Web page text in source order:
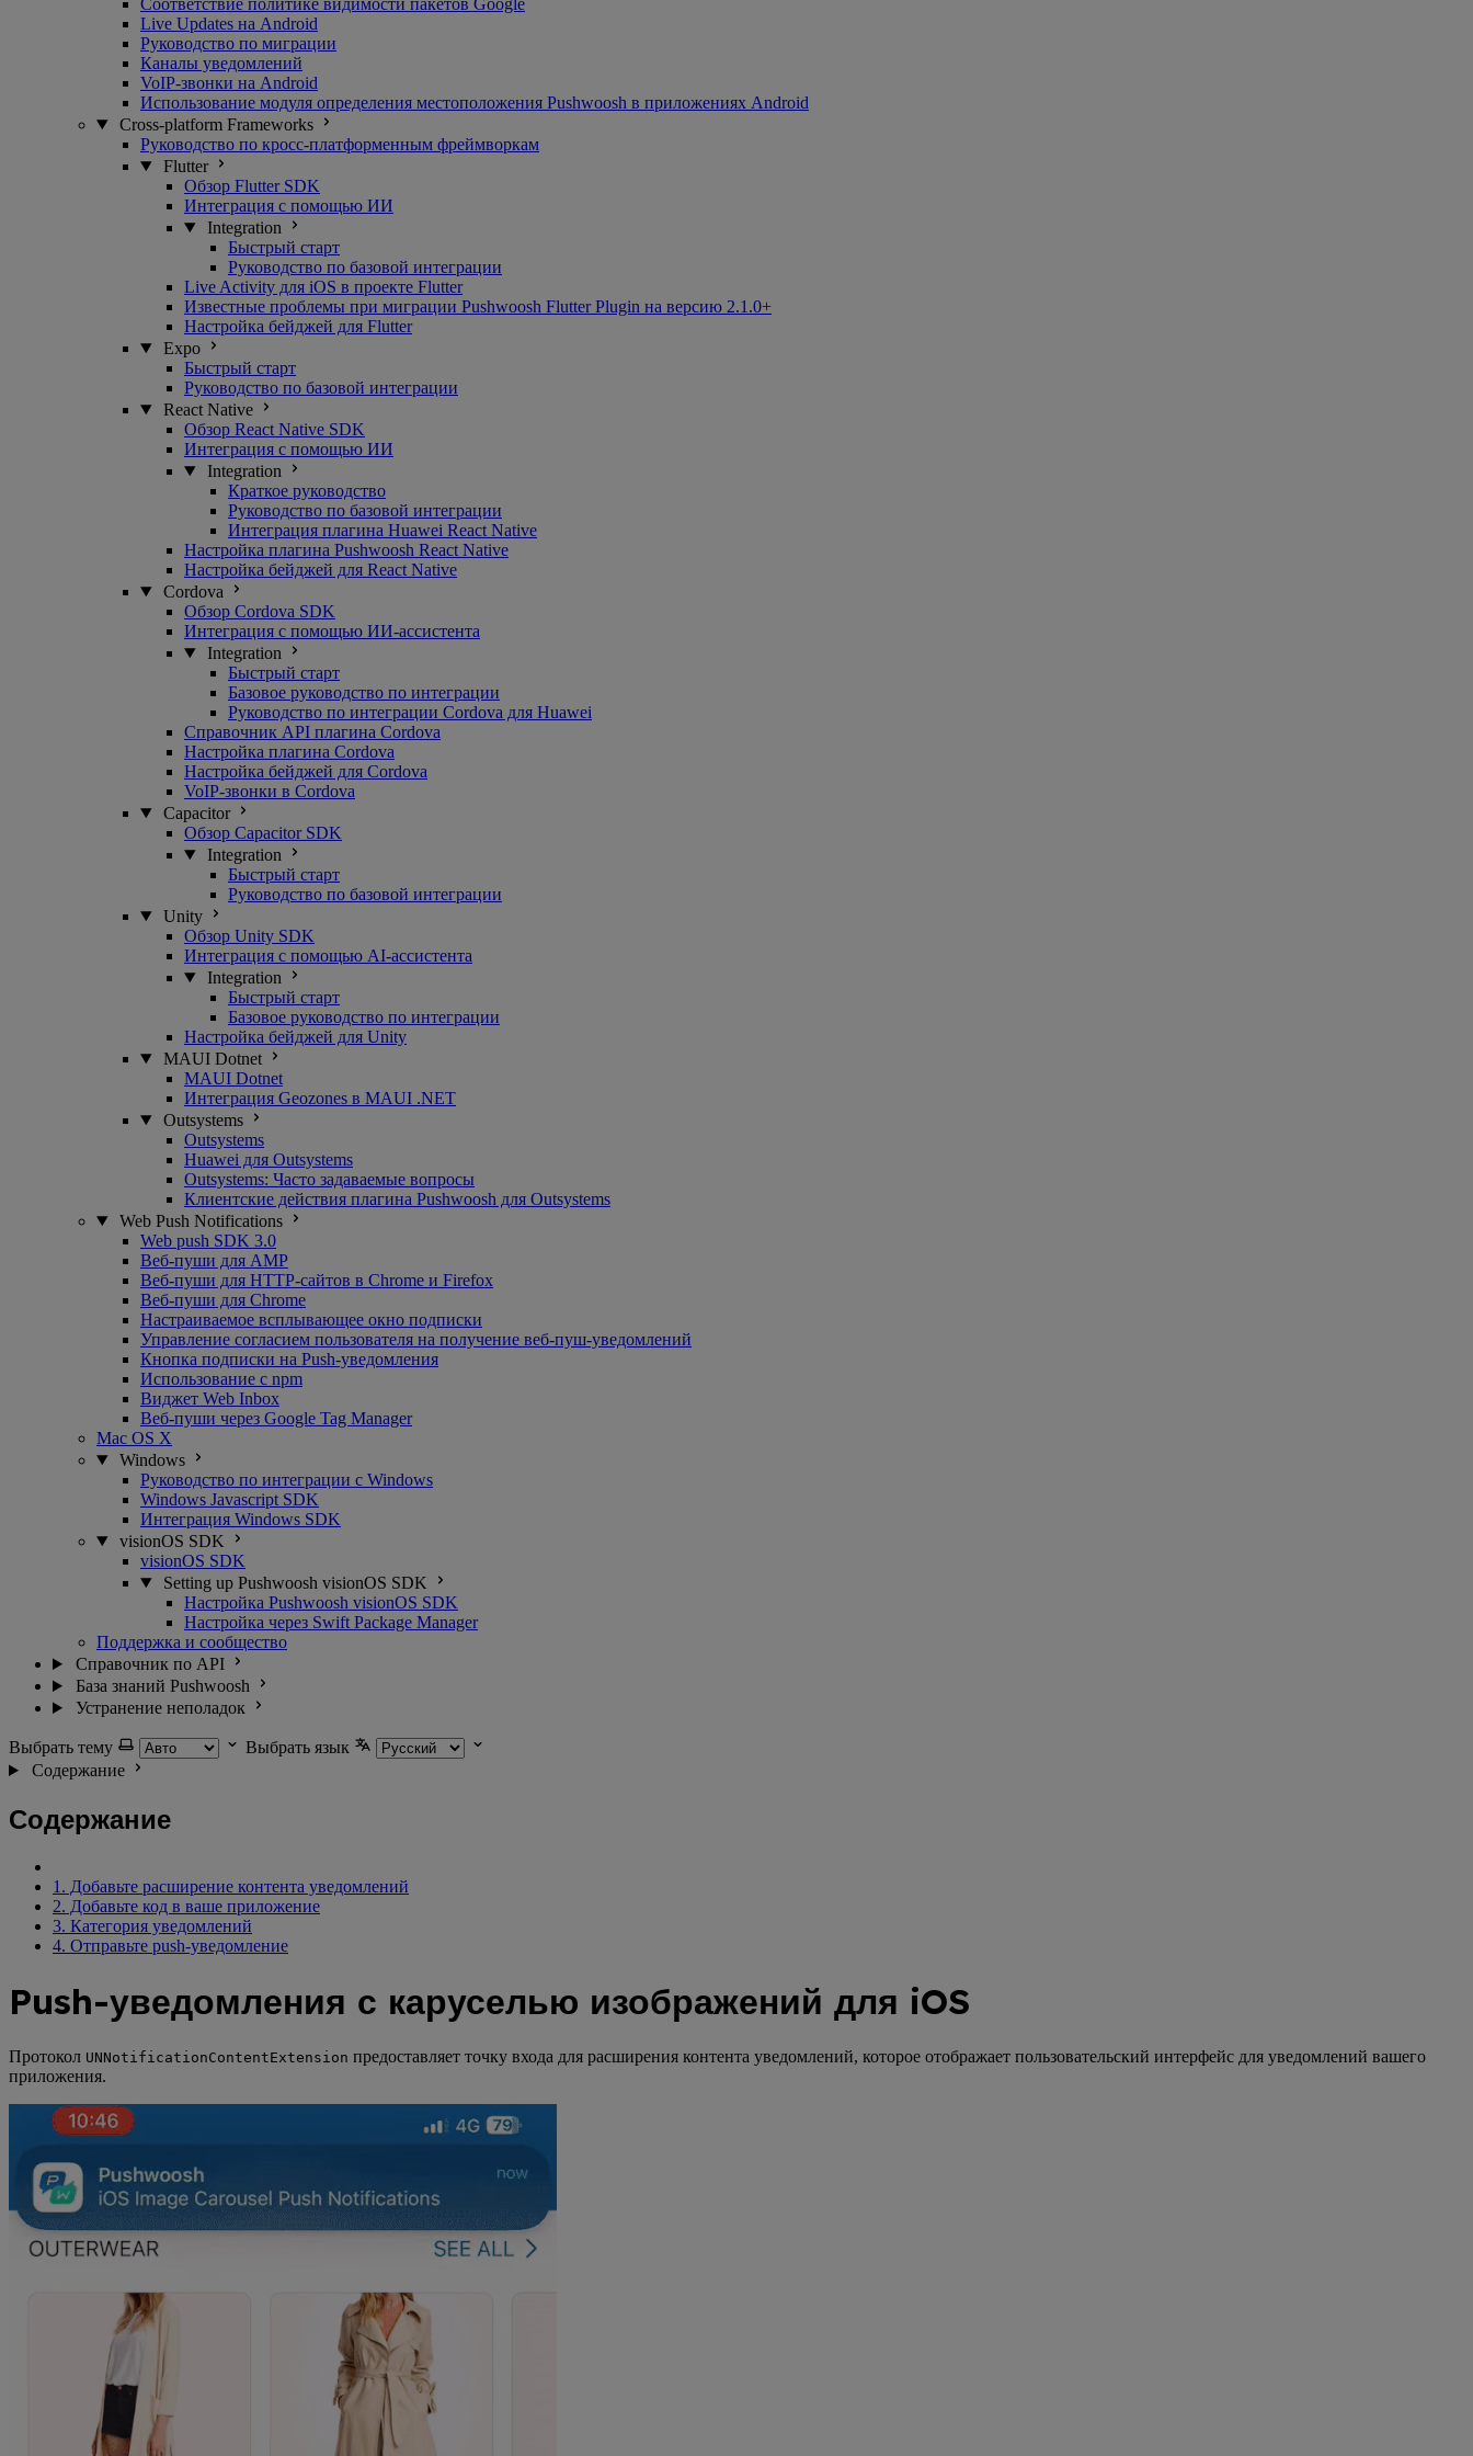
Соответствие политике видимости пакетов Google
Live Updates на Android
Руководство по миграции
Каналы уведомлений
VoIP-звонки на Android
Использование модуля определения местоположения Pushwoosh в приложениях Android
Cross-platform Frameworks
Руководство по кросс-платформенным фреймворкам
Flutter
Обзор Flutter SDK
Интеграция с помощью ИИ
Integration
Быстрый старт
Руководство по базовой интеграции
Live Activity для iOS в проекте Flutter
Известные проблемы при миграции Pushwoosh Flutter Plugin на версию 2.1.0+
Настройка бейджей для Flutter
Expo
Быстрый старт
Руководство по базовой интеграции
React Native
Обзор React Native SDK
Интеграция с помощью ИИ
Integration
Краткое руководство
Руководство по базовой интеграции
Интеграция плагина Huawei React Native
Настройка плагина Pushwoosh React Native
Настройка бейджей для React Native
Cordova
Обзор Cordova SDK
Интеграция с помощью ИИ-ассистента
Integration
Быстрый старт
Базовое руководство по интеграции
Руководство по интеграции Cordova для Huawei
Справочник API плагина Cordova
Настройка плагина Cordova
Настройка бейджей для Cordova
VoIP-звонки в Cordova
Capacitor
Обзор Capacitor SDK
Integration
Быстрый старт
Руководство по базовой интеграции
Unity
Обзор Unity SDK
Интеграция с помощью AI-ассистента
Integration
Быстрый старт
Базовое руководство по интеграции
Настройка бейджей для Unity
MAUI Dotnet
MAUI Dotnet
Интеграция Geozones в MAUI .NET
Outsystems
Outsystems
Huawei для Outsystems
Outsystems: Часто задаваемые вопросы
Клиентские действия плагина Pushwoosh для Outsystems
Web Push Notifications
Web push SDK 3.0
Веб-пуши для AMP
Веб-пуши для HTTP-сайтов в Chrome и Firefox
Веб-пуши для Chrome
Настраиваемое всплывающее окно подписки
Управление согласием пользователя на получение веб-пуш-уведомлений
Кнопка подписки на Push-уведомления
Использование с npm
Виджет Web Inbox
Веб-пуши через Google Tag Manager
Mac OS X
Windows
Руководство по интеграции с Windows
Windows Javascript SDK
Интеграция Windows SDK
visionOS SDK
visionOS SDK
Setting up Pushwoosh visionOS SDK
Настройка Pushwoosh visionOS SDK
Настройка через Swift Package Manager
Поддержка и сообщество
Справочник по API
База знаний Pushwoosh
Устранение неполадок
Выбрать тему
Выбрать язык
Содержание
Содержание
1. Добавьте расширение контента уведомлений
2. Добавьте код в ваше приложение
3. Категория уведомлений
4. Отправьте push-уведомление
Push-уведомления с каруселью изображений для iOS
Протокол UNNotificationContentExtension предоставляет точку входа для расширения контента уведомлений, которое отображает пользовательский интерфейс для уведомлений вашего
приложения.